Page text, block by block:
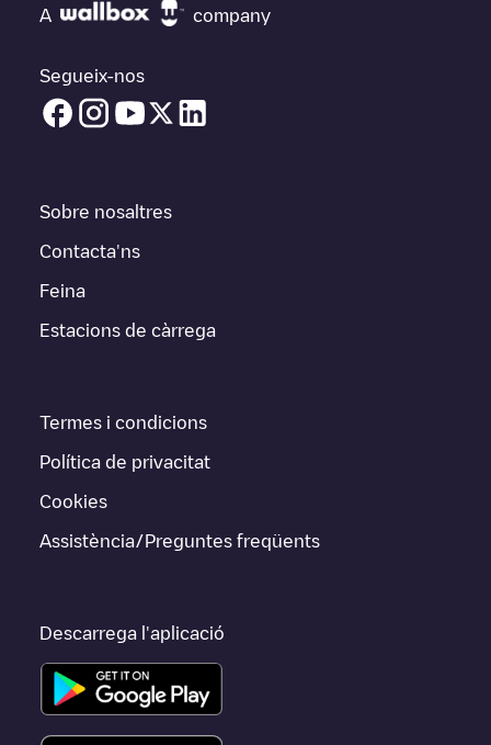
A company
Segueix-nos
Sobre nosaltres
Contacta'ns
Feina
Estacions de càrrega
Termes i condicions
Política de privacitat
Cookies
Assistència/Preguntes freqüents
Descarrega l'aplicació